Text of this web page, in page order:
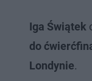
Iga Świątek
do
Londynie.